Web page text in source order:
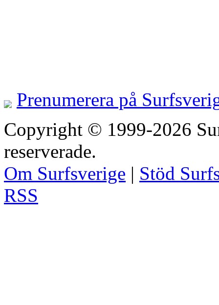
Prenumerera på
Copyright © 1999-2026
reserverade.
Om Surfsverige | Stöd
RSS